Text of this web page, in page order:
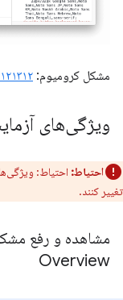
مشکل کرومیوم:
ویژگی‌های
احتیاط: احتیاط:
تغییر کنند.
Overview